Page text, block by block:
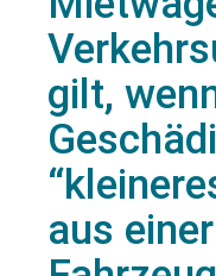
gilt,
aus